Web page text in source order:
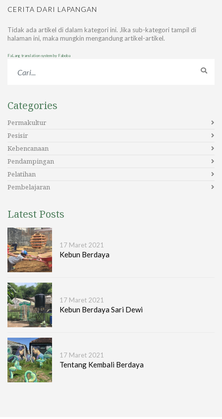
CERITA DARI LAPANGAN
Tidak ada artikel di dalam kategori ini. Jika sub-kategori tampil di
halaman ini, maka mungkin mengandung artikel-artikel.
FaLang translation system by Faboba
Categories
Permakultur
Pesisir
Kebencanaan
Pendampingan
Pelatihan
Pembelajaran
Latest Posts
17 Maret 2021
Kebun Berdaya
17 Maret 2021
Kebun Berdaya Sari Dewi
17 Maret 2021
Tentang Kembali Berdaya